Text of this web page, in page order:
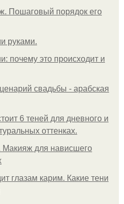
Пошаговый порядок его
руками.
почему это происходит и
свадьбы - арабская
6 теней для дневного и
оттенках.
Макияж для нависшего
глазам карим. Какие тени